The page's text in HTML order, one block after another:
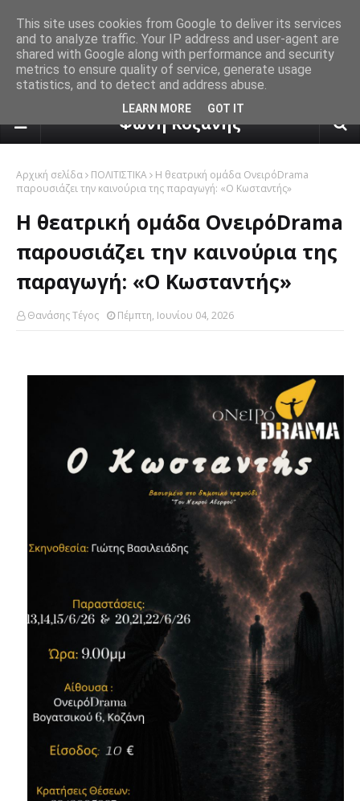
πρόγνωση καιρού από το
Φωνή Κοζάνης
Αρχική σελίδα ΠΟΛΙΤΙΣΤΙΚΑ
Η θεατρική ομάδα ΟνειρόDrama
παρουσιάζει την καινούρια της παραγωγή: «Ο Κωσταντής»
Η θεατρική ομάδα ΟνειρόDrama
παρουσιάζει την καινούρια της
παραγωγή: «Ο Κωσταντής»
Θανάσης Τέγος Πέμπτη, Ιουνίου 04, 2026
This site uses cookies from Google to deliver its services
and to analyze traffic. Your IP address and user-agent are
shared with Google along with performance and security
metrics to ensure quality of service, generate usage
statistics, and to detect and address abuse.
LEARN MORE GOT IT